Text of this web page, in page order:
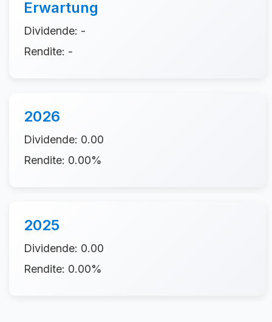
Erwartung
Dividende: -
Rendite: -
2026
Dividende: 0.00
Rendite: 0.00%
2025
Dividende: 0.00
Rendite: 0.00%